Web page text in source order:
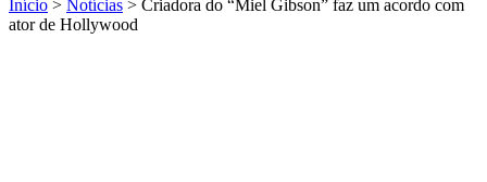
Início > Notícias > Criadora do “Miel Gibson” faz um acordo com
ator de Hollywood